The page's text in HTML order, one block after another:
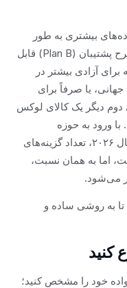
بیشتری به طور
جدی در حال فکر کردن به تضمین یک طرح پشتیبان (Plan B) قابل
برای آزادی بیشتر در
یا صرفاً برای
دیگر یک کالای لوکس
ورود به حوزه
شهروندی از طریق سرمایه‌گذاری در سال ۲۰۲۶، تعداد گزینه‌های
اما به همان نسبت،
می‌شود.
به روشی ساده و
کنید
خود را مشخص کنید؛